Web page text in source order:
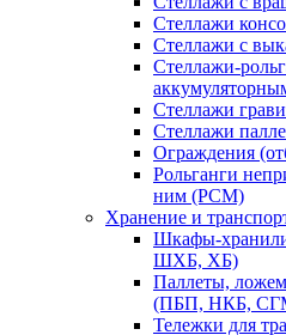
Стеллажи
Стеллажи с
Стеллажи-
Стеллажи
Стеллажи
Ограждения
Рольганги
ним (РСМ)
Хранение и
Шкафы-
ШХБ, ХБ)
Паллеты,
(ПБП, НКБ,
Тележки для